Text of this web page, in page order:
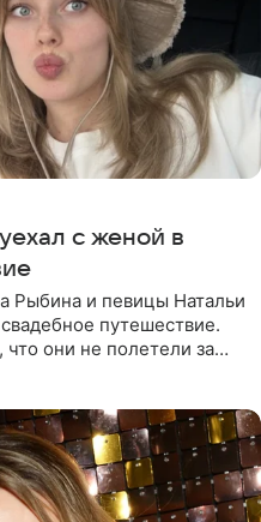
с женой в
Рыбина и певицы Натальи
путешествие.
что они не полетели за